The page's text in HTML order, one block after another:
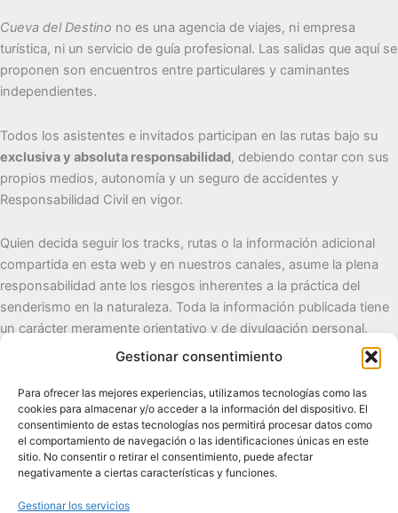
Gestionar consentimiento
Para ofrecer las mejores experiencias, utilizamos tecnologías como las
cookies para almacenar y/o acceder a la información del dispositivo. El
consentimiento de estas tecnologías nos permitirá procesar datos como
el comportamiento de navegación o las identificaciones únicas en este
sitio. No consentir o retirar el consentimiento, puede afectar
negativamente a ciertas características y funciones.
Gestionar los servicios
Cueva del Destino no es una agencia de viajes, ni empresa
turística, ni un servicio de guía profesional. Las salidas que aquí se
proponen son encuentros entre particulares y caminantes
independientes.
Todos los asistentes e invitados participan en las rutas bajo su
exclusiva y absoluta responsabilidad, debiendo contar con sus
propios medios, autonomía y un seguro de accidentes y
Responsabilidad Civil en vigor.
Quien decida seguir los tracks, rutas o la información adicional
compartida en esta web y en nuestros canales, asume la plena
responsabilidad ante los riesgos inherentes a la práctica del
senderismo en la naturaleza. Toda la información publicada tiene
un carácter meramente orientativo y de divulgación personal.
Senderismo de autor, naturaleza y pueblos con alma.
Contacto:cuevadeldestino@gmail.com |
+34 722 32 62